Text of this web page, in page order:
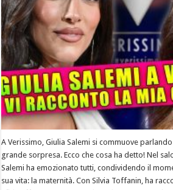
A Verissimo, Giulia Salemi si commuove
grande sorpresa. Ecco che cosa ha detto! Nel
Salemi ha emozionato tutti, condividendo il
sua vita: la maternità. Con Silvia Toffanin, ha